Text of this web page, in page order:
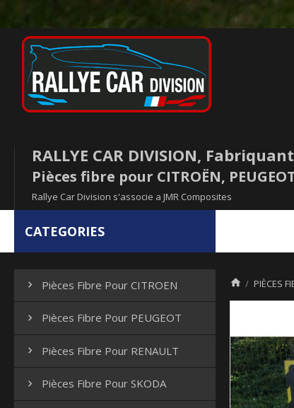
RALLYE CAR DIVISION,
Pièces fibre pour CITROËN,
Rallye Car Division s'associe a JMR Composites
CATEGORIES
 Pièces Fibre Pour CITROEN
 Pièces Fibre Pour PEUGEOT
 Pièces Fibre Pour RENAULT
 Pièces Fibre Pour SKODA
 PIÈCES